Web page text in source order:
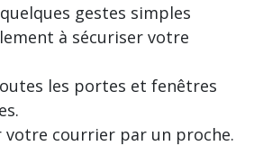
gestes simples
à sécuriser votre
les portes et fenêtres
votre courrier par un proche.